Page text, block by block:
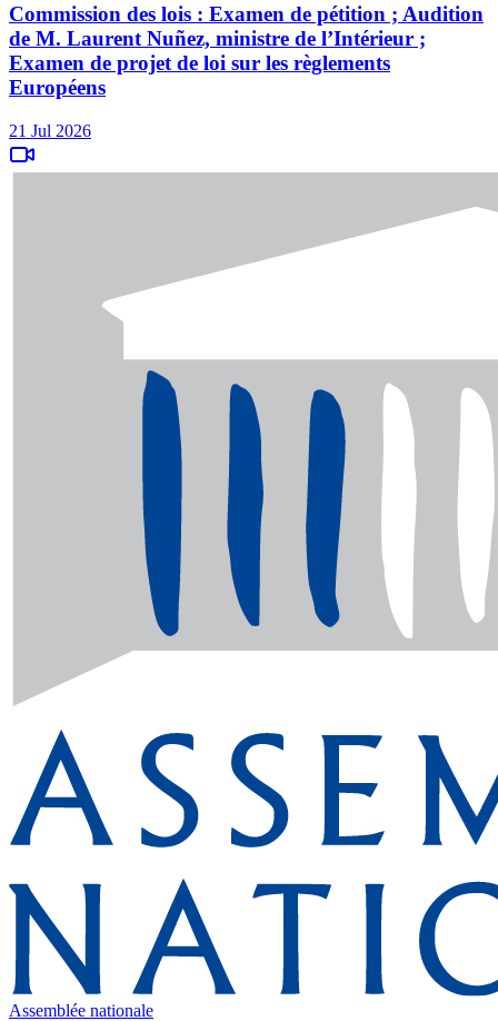
Commission des lois : Examen de pétition ; Audition
de M. Laurent Nuñez, ministre de l’Intérieur ;
Examen de projet de loi sur les règlements
Européens
21 Jul 2026
Assemblée nationale